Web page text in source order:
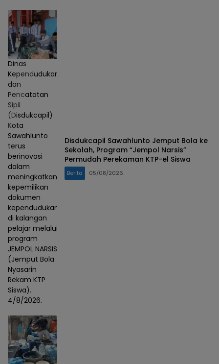
Dinas
Kependudukan
dan
Pencatatan
Sipil
(Disdukcapil)
Kota
Sawahlunto
terus
berinovasi
dalam
meningkatkan
kepemilikan
dokumen
kependudukan
di kalangan
pelajar melalui
program
JEMPOL NARSIS
(Jemput Bola
Nyasarin
Rekam KTP
Siswa).
4/8/2026.
Disdukcapil Sawahlunto Jemput Bola ke
Sekolah, Program “Jempol Narsis”
Permudah Perekaman KTP-el Siswa
Berita 05/08/2026